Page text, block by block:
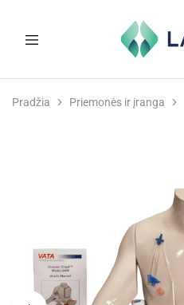
ir
Pradžia Priemonės ir įranga